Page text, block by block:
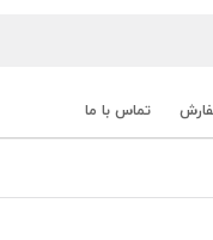
تماس با ما